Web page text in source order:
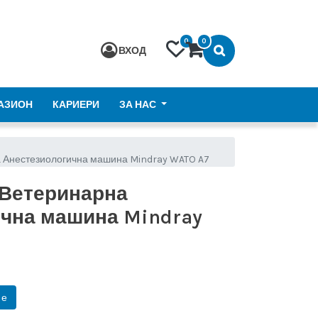
ВХОД
0 0
КАРИЕРИ ЗА НАС
машина Mindray WATO A7
машина Mindray